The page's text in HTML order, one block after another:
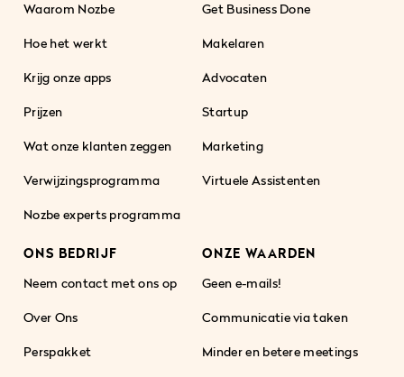
Waarom Nozbe
Hoe het werkt
Krijg onze apps
Prijzen
Wat onze klanten zeggen
Verwijzingsprogramma
Nozbe experts programma
Get Business Done
Makelaren
Advocaten
Startup
Marketing
Virtuele Assistenten
ONS BEDRIJF
Neem contact met ons op
Over Ons
Perspakket
ONZE WAARDEN
Geen e-mails!
Communicatie via taken
Minder en betere meetings